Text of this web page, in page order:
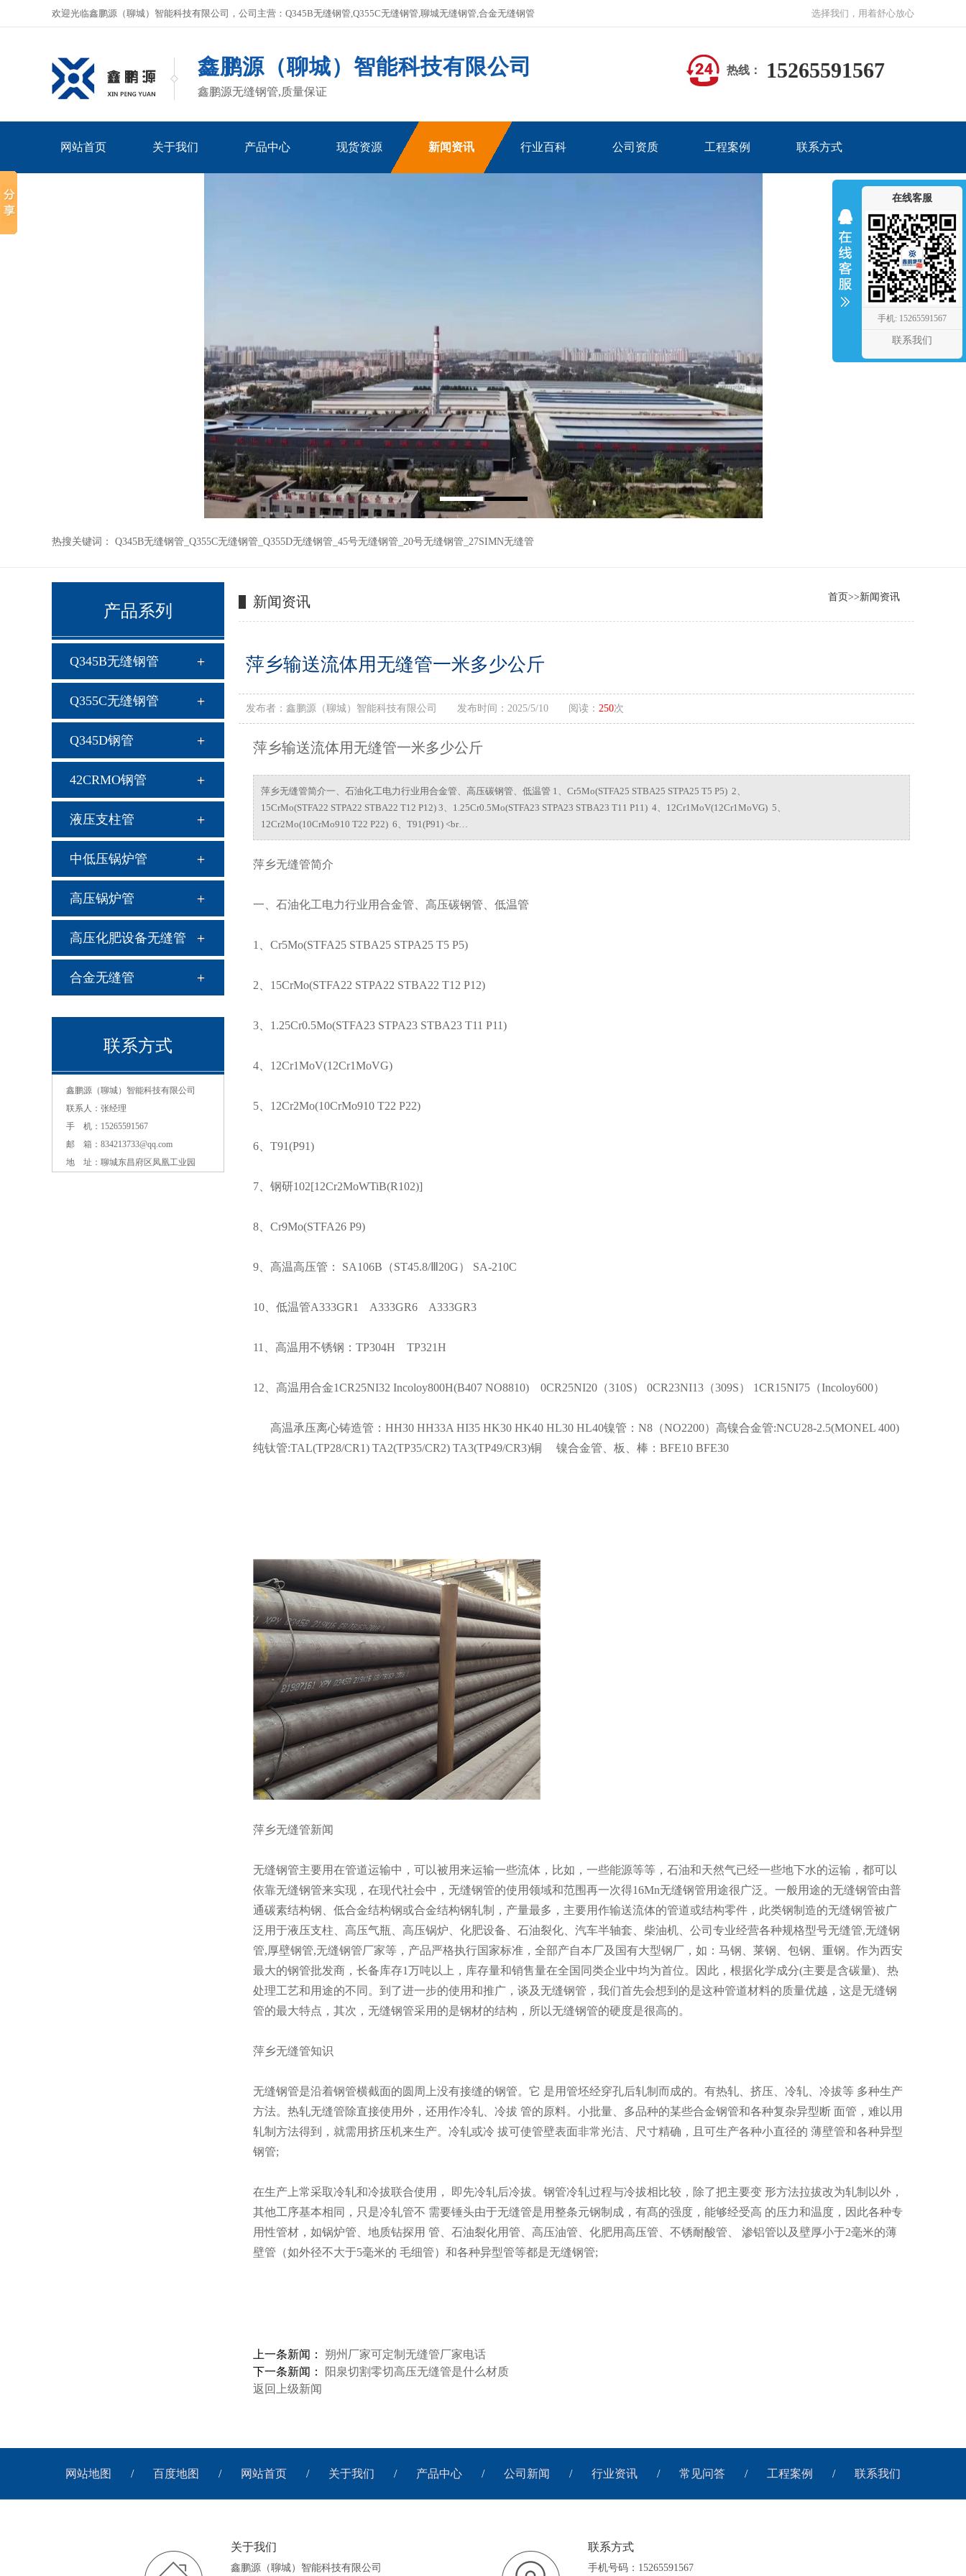
欢迎光临鑫鹏源（聊城）智能科技有限公司，公司主营：Q345B无缝钢管,Q355C无缝钢管,聊城无缝钢管,合金无缝钢管 选择我们，用着舒心放心
热线： 15265591567
鑫鹏源（聊城）智能科技有限公司
鑫鹏源无缝钢管,质量保证
网站首页 关于我们 产品中心 现货资源 新闻资讯 行业百科 公司资质 工程案例 联系方式
热搜关键词： Q345B无缝钢管 Q355C无缝钢管 Q355D无缝钢管 45号无缝钢管 20号无缝钢管 27SIMN无缝管
产品系列
Q345B无缝钢管
Q355C无缝钢管
Q345D钢管
42CRMO钢管
液压支柱管
中低压锅炉管
高压锅炉管
高压化肥设备无缝管
合金无缝管
联系方式
鑫鹏源（聊城）智能科技有限公司
联系人：张经理
手 机：15265591567
邮 箱：834213733@qq.com
地 址：聊城东昌府区凤凰工业园
新闻资讯 首页>>新闻资讯
萍乡输送流体用无缝管一米多少公斤
发布者：鑫鹏源（聊城）智能科技有限公司 发布时间：2025/5/10 阅读： 250次
萍乡输送流体用无缝管一米多少公斤
萍乡无缝管简介一、石油化工电力行业用合金管、高压碳钢管、低温管 1、Cr5Mo(STFA25 STBA25 STPA25 T5 P5) 2、
15CrMo(STFA22 STPA22 STBA22 T12 P12) 3、1.25Cr0.5Mo(STFA23 STPA23 STBA23 T11 P11) 4、12Cr1MoV(12Cr1MoVG) 5、
12Cr2Mo(10CrMo910 T22 P22) 6、T91(P91) <br…
萍乡无缝管简介
一、石油化工电力行业用合金管、高压碳钢管、低温管
1、Cr5Mo(STFA25 STBA25 STPA25 T5 P5)
2、15CrMo(STFA22 STPA22 STBA22 T12 P12)
3、1.25Cr0.5Mo(STFA23 STPA23 STBA23 T11 P11)
4、12Cr1MoV(12Cr1MoVG)
5、12Cr2Mo(10CrMo910 T22 P22)
6、T91(P91)
7、钢研102[12Cr2MoWTiB(R102)]
8、Cr9Mo(STFA26 P9)
9、高温高压管： SA106B（ST45.8/Ⅲ20G） SA-210C
10、低温管A333GR1 A333GR6 A333GR3
11、高温用不锈钢：TP304H TP321H
12、高温用合金1CR25NI32 Incoloy800H(B407 NO8810) 0CR25NI20（310S） 0CR23NI13（309S） 1CR15NI75（Incoloy600）
高温承压离心铸造管：HH30 HH33A HI35 HK30 HK40 HL30 HL40镍管：N8（NO2200）高镍合金管:NCU28-2.5(MONEL 400)
纯钛管:TAL(TP28/CR1) TA2(TP35/CR2) TA3(TP49/CR3)铜 镍合金管、板、棒：BFE10 BFE30
萍乡无缝管新闻
无缝钢管主要用在管道运输中，可以被用来运输一些流体，比如，一些能源等等，石油和天然气已经一些地下水的运输，都可以
依靠无缝钢管来实现，在现代社会中，无缝钢管的使用领域和范围再一次得16Mn无缝钢管用途很广泛。一般用途的无缝钢管由普
通碳素结构钢、低合金结构钢或合金结构钢轧制，产量最多，主要用作输送流体的管道或结构零件，此类钢制造的无缝钢管被广
泛用于液压支柱、高压气瓶、高压锅炉、化肥设备、石油裂化、汽车半轴套、柴油机、公司专业经营各种规格型号无缝管,无缝钢
管,厚壁钢管,无缝钢管厂家等，产品严格执行国家标准，全部产自本厂及国有大型钢厂，如：马钢、莱钢、包钢、重钢。作为西安
最大的钢管批发商，长备库存1万吨以上，库存量和销售量在全国同类企业中均为首位。因此，根据化学成分(主要是含碳量)、热
处理工艺和用途的不同。到了进一步的使用和推广，谈及无缝钢管，我们首先会想到的是这种管道材料的质量优越，这是无缝钢
管的最大特点，其次，无缝钢管采用的是钢材的结构，所以无缝钢管的硬度是很高的。
萍乡无缝管知识
无缝钢管是沿着钢管横截面的圆周上没有接缝的钢管。它 是用管坯经穿孔后轧制而成的。有热轧、挤压、冷轧、冷拔等 多种生产
方法。热轧无缝管除直接使用外，还用作冷轧、冷拔 管的原料。小批量、多品种的某些合金钢管和各种复杂异型断 面管，难以用
轧制方法得到，就需用挤压机来生产。冷轧或冷 拔可使管壁表面非常光洁、尺寸精确，且可生产各种小直径的 薄壁管和各种异型
钢管;
在生产上常采取冷轧和冷拔联合使用， 即先冷轧后冷拔。钢管冷轧过程与冷拔相比较，除了把主要变 形方法拉拔改为轧制以外，
其他工序基本相同，只是冷轧管不 需要锤头由于无缝管是用整条元钢制成，有髙的强度，能够经受高 的压力和温度，因此各种专
用性管材，如锅炉管、地质钻探用 管、石油裂化用管、高压油管、化肥用高压管、不锈耐酸管、 渗铝管以及壁厚小于2毫米的薄
壁管（如外径不大于5毫米的 毛细管）和各种异型管等都是无缝钢管;
上一条新闻： 朔州厂家可定制无缝管厂家电话
下一条新闻：
阳泉切割零切高压无缝管是什么材质
返回上级新闻
网站地图 / 百度地图 / 网站首页 / 关于我们 / 产品中心 / 公司新闻 / 行业资讯 / 常见问答 / 工程案例 / 联系我们
关于我们
鑫鹏源（聊城）智能科技有限公司
联系方式
手机号码：15265591567
在线客服
手机: 15265591567
联系我们